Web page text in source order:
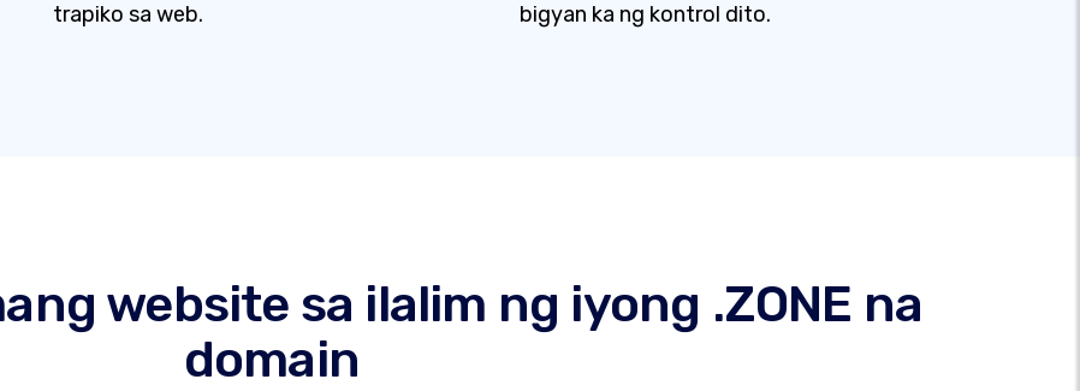
trapiko sa web.
bigyan ka ng kontrol dito.
website sa ilalim ng iyong .ZONE na
domain